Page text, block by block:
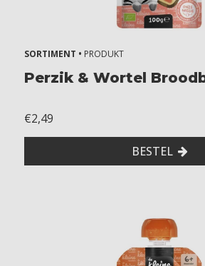
SORTIMENT • PRODUKT
Perzik & Wortel
€2,49
BESTEL